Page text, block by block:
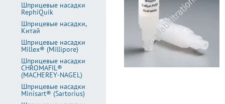
Шприцевые насадки
RephiQuik
Шприцевые насадки,
Китай
Шприцевые насадки
Millex® (Millipore)
Шприцевые насадки
CHROMAFIL®
(MACHEREY-NAGEL)
Шприцевые насадки
Minisart® (Sartorius)